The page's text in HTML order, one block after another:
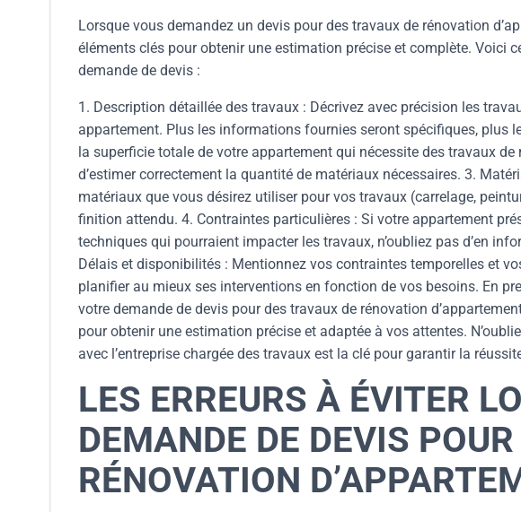
Lorsque vous demandez un devis pour des travaux de rénovation
éléments clés pour obtenir une estimation précise et complète. Voici
demande de devis :
1. Description détaillée des travaux : Décrivez avec précision les
appartement. Plus les informations fournies seront spécifiques, plus
la superficie totale de votre appartement qui nécessite des travaux
d’estimer correctement la quantité de matériaux nécessaires. 3.
matériaux que vous désirez utiliser pour vos travaux (carrelage,
finition attendu. 4. Contraintes particulières : Si votre appartement
techniques qui pourraient impacter les travaux, n’oubliez pas d’en
Délais et disponibilités : Mentionnez vos contraintes temporelles et
planifier au mieux ses interventions en fonction de vos besoins. En
votre demande de devis pour des travaux de rénovation
pour obtenir une estimation précise et adaptée à vos attentes.
avec l’entreprise chargée des travaux est la clé pour garantir la
LES ERREURS À ÉVITER
DEMANDE DE DEVIS
RÉNOVATION